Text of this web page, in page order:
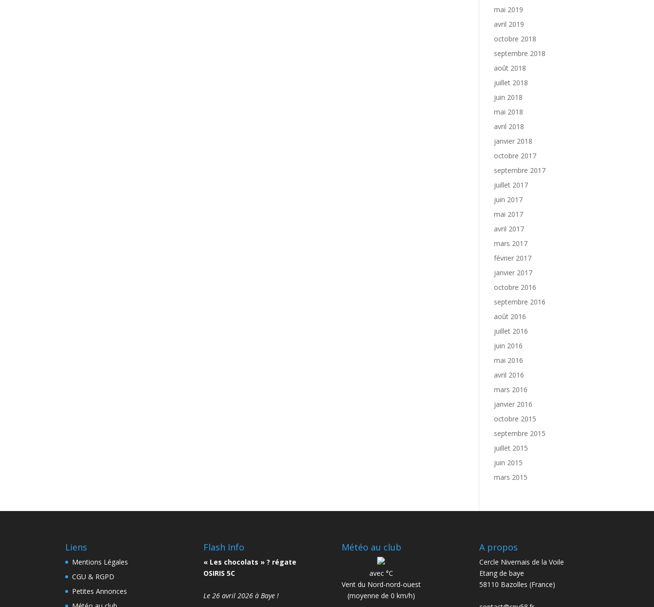
mai 2019
avril 2019
octobre 2018
septembre 2018
août 2018
juillet 2018
juin 2018
mai 2018
avril 2018
janvier 2018
octobre 2017
septembre 2017
juillet 2017
juin 2017
mai 2017
avril 2017
mars 2017
février 2017
janvier 2017
octobre 2016
septembre 2016
août 2016
juillet 2016
juin 2016
mai 2016
avril 2016
mars 2016
janvier 2016
octobre 2015
septembre 2015
juillet 2015
juin 2015
mars 2015
Liens
Mentions Légales
CGU & RGPD
Petites Annonces
Flash Info
« Les chocolats » ? régate
OSIRIS 5C
Le 26 avril 2026 à Baye !
Météo au club
avec °C
Vent du Nord-nord-ouest
(moyenne de 0 km/h)
A propos
Cercle Nivernais de la Voile
Etang de baye
58110 Bazolles (France)